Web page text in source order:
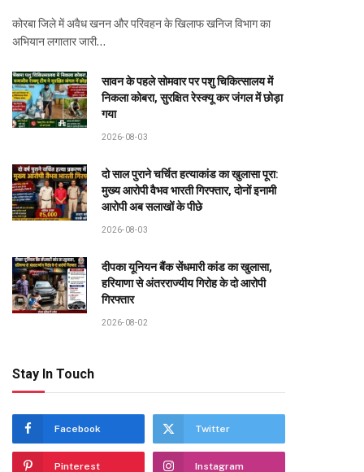
कोरबा जिले में अवैध खनन और परिवहन के खिलाफ खनिज विभाग का
अभियान लगातार जारी…
सावन के पहले सोमवार पर पशु चिकित्सालय में
निकला कोबरा, सुरक्षित रेस्क्यू कर जंगल में छोड़ा
गया
2026-08-03
दो साल पुराने चर्चित हत्याकांड का खुलासा पूरा:
मुख्य आरोपी वैभव भारती गिरफ्तार, दोनों इनामी
आरोपी अब सलाखों के पीछे
2026-08-03
दीपका यूनियन बैंक सेंधमारी कांड का खुलासा,
हरियाणा से अंतरराज्यीय गिरोह के दो आरोपी
गिरफ्तार
2026-08-02
Stay In Touch
Facebook Twitter
Pinterest Instagram